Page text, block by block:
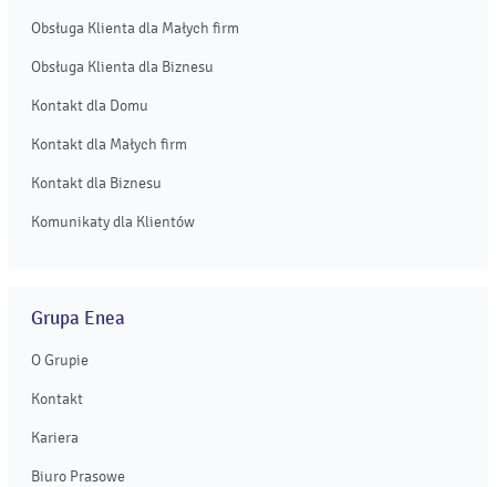
Obsługa Klienta dla Małych firm
Obsługa Klienta dla Biznesu
Kontakt dla Domu
Kontakt dla Małych firm
Kontakt dla Biznesu
Komunikaty dla Klientów
Grupa Enea
O Grupie
Kontakt
Kariera
Biuro Prasowe